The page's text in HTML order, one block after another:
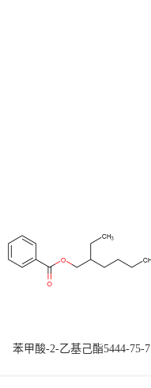
苯甲酸-2-乙基己酯5444-75-7